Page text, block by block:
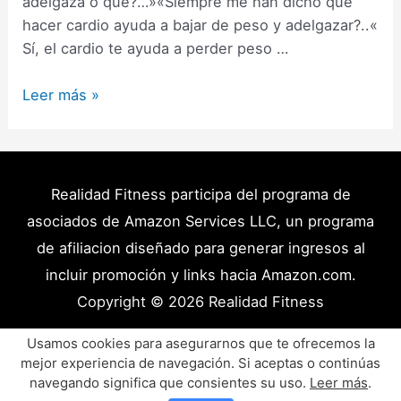
hacer cardio ayuda a bajar de peso y adelgazar?..«
Sí, el cardio te ayuda a perder peso …
Por
de
Peso
Adelgazo?
(11
Razones)
Leer más »
Realidad Fitness participa del programa de
asociados de Amazon Services LLC, un programa
de afiliacion diseñado para generar ingresos al
incluir promoción y links hacia Amazon.com.
Copyright © 2026 Realidad Fitness
Políticas de Privacidad – Términos y Condiciones
Disclaimer Médico
Contacto
Artículos
Productos y Recursos Recomendados
Usamos cookies para asegurarnos que te ofrecemos la
mejor experiencia de navegación. Si aceptas o continúas
navegando significa que consientes su uso. Leer más.